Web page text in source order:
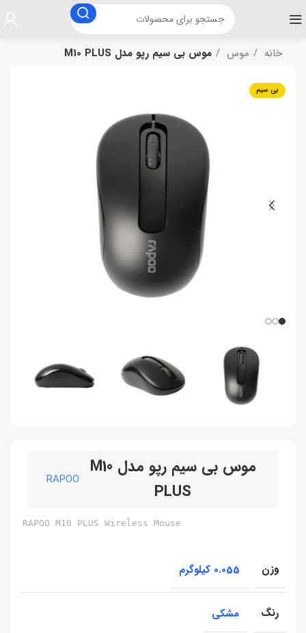
خانه موس موس بی سیم رپو مدل M10 PLUS
بی سیم
RAPOO
موس بی سیم رپو مدل M10
PLUS
RAPOO M10 PLUS Wireless Mouse
وزن 0.055 کیلوگرم
رنگ مشکی